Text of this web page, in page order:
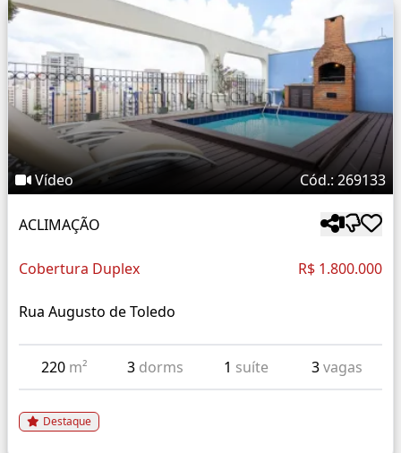
Vídeo Cód.: 269133
ACLIMAÇÃO
Cobertura Duplex R$ 1.800.000
Rua Augusto de Toledo
220 m² 3 dorms 1 suíte 3vagas
Destaque